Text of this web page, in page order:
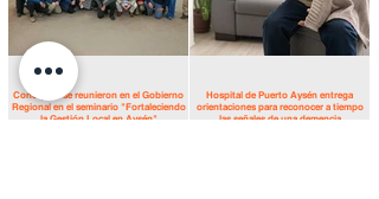
Concejales se reunieron en el Gobierno
Regional en el seminario "Fortaleciendo
la Gestión Local en Aysén"
Hospital de Puerto Aysén entrega
orientaciones para reconocer a tiempo
las señales de una demencia